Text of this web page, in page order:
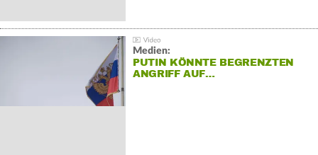
Medien:
PUTIN KÖNNTE BEGRENZTEN
ANGRIFF AUF…